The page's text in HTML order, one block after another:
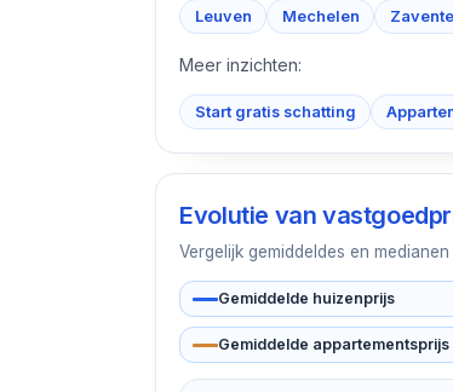
Leuven Mechelen
Meer inzichten:
Start gratis schatting
Evolutie van
Vergelijk gemiddeldes en
Gemiddelde huizenprijs
Gemiddelde appartementsprijs